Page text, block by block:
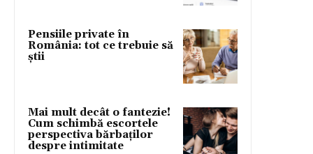
Pensiile private în
România: tot ce trebuie să
știi
Mai mult decât o fantezie!
Cum schimbă escortele
perspectiva bărbaților
despre intimitate